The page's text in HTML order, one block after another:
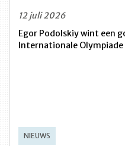
12 juli 2026
Egor Podolskiy wint een
Internationale Olympiade
NIEUWS